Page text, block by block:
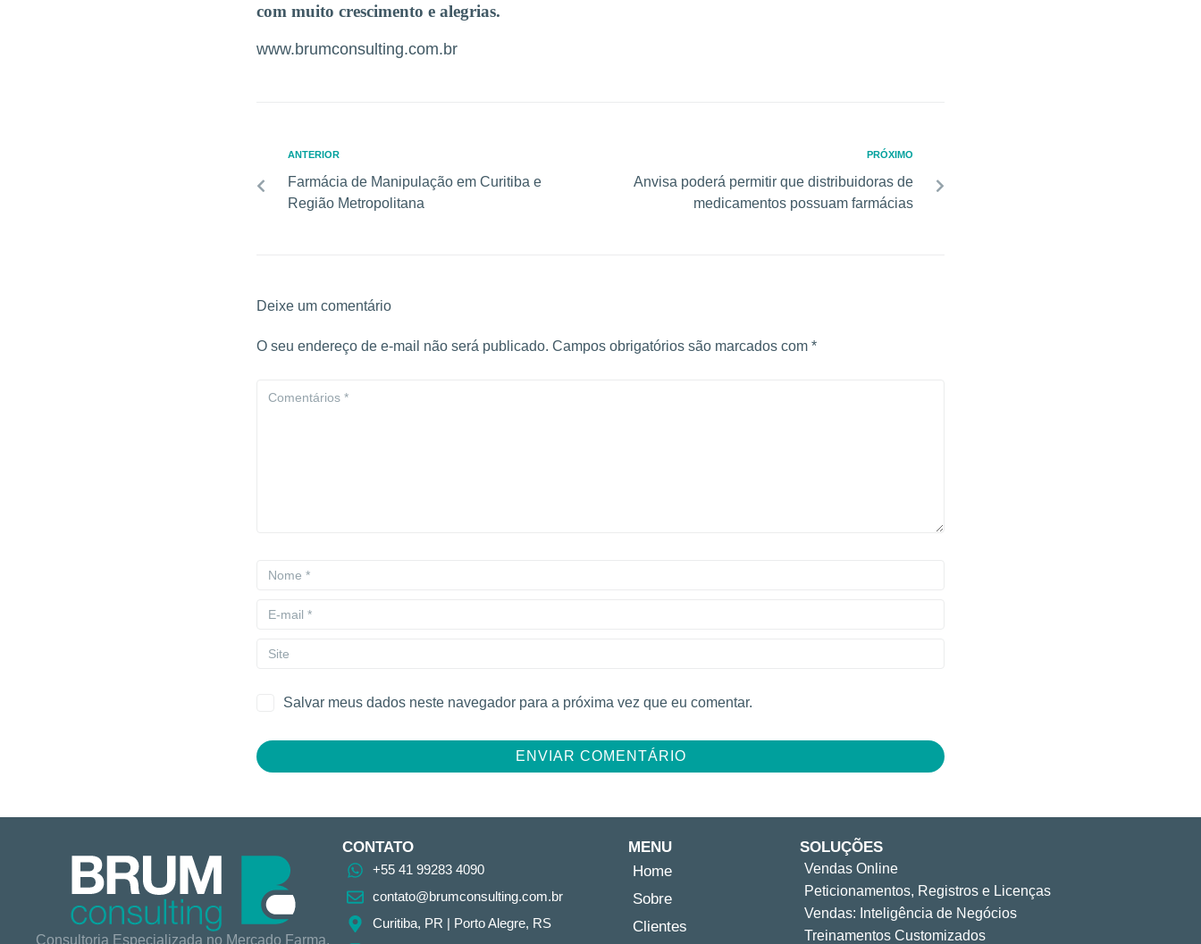
com muito crescimento e alegrias.
www.brumconsulting.com.br
ANTERIOR
Farmácia de Manipulação em Curitiba e
Região Metropolitana
PRÓXIMO
Anvisa poderá permitir que distribuidoras de
medicamentos possuam farmácias
Deixe um comentário
O seu endereço de e-mail não será publicado. Campos obrigatórios são marcados com *
Salvar meus dados neste navegador para a próxima vez que eu comentar.
Consultoria Especializada no Mercado Farma.
CONTATO
+55 41 99283 4090
contato@brumconsulting.com.br​
Curitiba, PR​ | Porto Alegre, RS
MENU
Home
Sobre
Clientes
SOLUÇÕES
Vendas Online
Peticionamentos, Registros e Licenças
Vendas: Inteligência de Negócios
Treinamentos Customizados